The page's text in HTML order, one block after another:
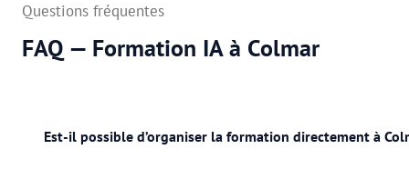
Questions fréquentes
FAQ — Formation IA à Colmar
Est-il possible d’organiser la formation directement à